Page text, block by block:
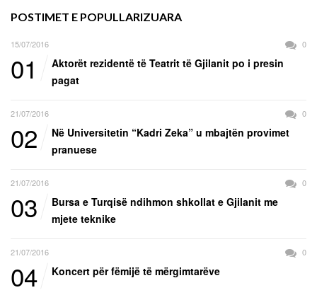
POSTIMET E POPULLARIZUARA
15/07/2016 0
01
Aktorët rezidentë të Teatrit të Gjilanit po i presin
pagat
21/07/2016 0
02
Në Universitetin “Kadri Zeka” u mbajtën provimet
pranuese
21/07/2016 0
03
Bursa e Turqisë ndihmon shkollat e Gjilanit me
mjete teknike
21/07/2016 0
04 Koncert për fëmijë të mërgimtarëve